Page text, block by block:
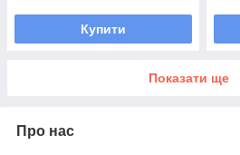
Купити
Показати ще
Про нас